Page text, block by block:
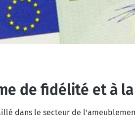
de fidélité et à
dans le secteur de